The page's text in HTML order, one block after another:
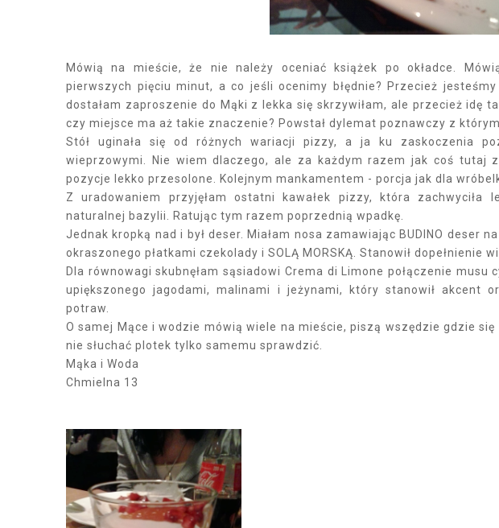
Mówią na mieście, że nie należy oceniać książek po okładce.
pierwszych pięciu minut, a co jeśli ocenimy błędnie? Przecież
dostałam zaproszenie do Mąki z lekka się skrzywiłam, ale przecież idę
czy miejsce ma aż takie znaczenie? Powstał dylemat poznawczy z
Stół uginała się od różnych wariacji pizzy, a ja ku zaskoczenia
wieprzowymi. Nie wiem dlaczego, ale za każdym razem jak coś tutaj
pozycje lekko przesolone. Kolejnym mankamentem - porcja jak dla
Z uradowaniem przyjęłam ostatni kawałek pizzy, która zachwyciła
naturalnej bazylii. Ratując tym razem poprzednią wpadkę.
Jednak kropką nad i był deser. Miałam nosa zamawiając BUDINO deser
okraszonego płatkami czekolady i SOLĄ MORSKĄ. Stanowił dopełnienie
Dla równowagi skubnęłam sąsiadowi Crema di Limone połączenie
upiększonego jagodami, malinami i jeżynami, który stanowił akcent
potraw.
O samej Mące i wodzie mówią wiele na mieście, piszą wszędzie gdzie
nie słuchać plotek tylko samemu sprawdzić.
Mąka i Woda
Chmielna 13